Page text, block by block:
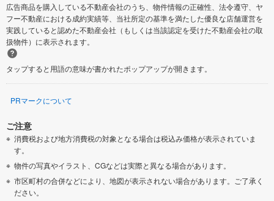
広告商品を購入している不動産会社のうち、物件情報の正確性、法令遵守、ヤ
フー不動産における成約実績等、当社所定の基準を満たした優良な店舗運営を
実践していると認めた不動産会社（もしくは当該認定を受けた不動産会社の取
扱物件）に表示されます。
タップすると用語の意味が書かれたポップアップが開きます。
PRマークについて
ご注意
消費税および地方消費税の対象となる場合は税込み価格が表示されていま
す。
物件の写真やイラスト、CGなどは実際と異なる場合があります。
市区町村の合併などにより、地図が表示されない場合があります。ご了承く
ださい。